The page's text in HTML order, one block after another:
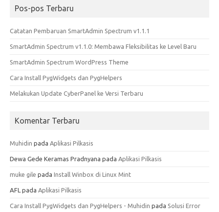
Pos-pos Terbaru
Catatan Pembaruan SmartAdmin Spectrum v1.1.1
SmartAdmin Spectrum v1.1.0: Membawa Fleksibilitas ke Level Baru
SmartAdmin Spectrum WordPress Theme
Cara Install PygWidgets dan PygHelpers
Melakukan Update CyberPanel ke Versi Terbaru
Komentar Terbaru
Muhidin pada Aplikasi Pilkasis
Dewa Gede Keramas Pradnyana pada Aplikasi Pilkasis
muke gile pada Install Winbox di Linux Mint
AFL pada Aplikasi Pilkasis
Cara Install PygWidgets dan PygHelpers - Muhidin pada Solusi Error